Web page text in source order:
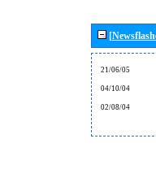
21/06/05
04/10/04
02/08/04